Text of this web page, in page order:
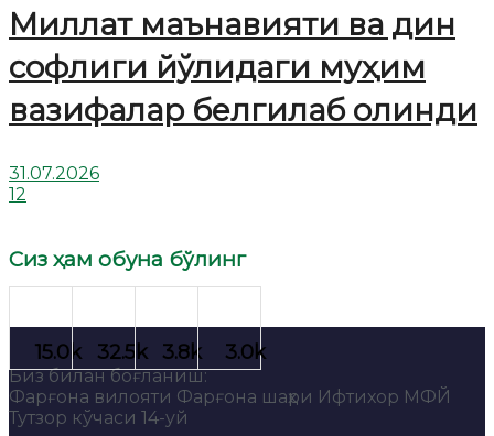
Миллат маънавияти ва дин
софлиги йўлидаги муҳим
вазифалар белгилаб олинди
31.07.2026
12
Сиз ҳам обуна бўлинг
Биз билан боғланиш:
Фарғона вилояти Фарғона шаҳри Ифтихор МФЙ
Тутзор кўчаси 14-уй